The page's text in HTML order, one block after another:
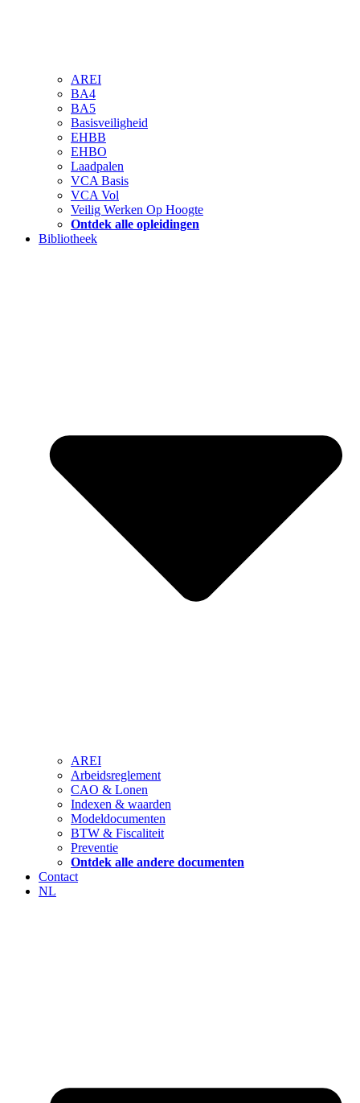
AREI
BA4
BA5
Basisveiligheid
EHBB
EHBO
Laadpalen
VCA Basis
VCA Vol
Veilig Werken Op Hoogte
Ontdek alle opleidingen
Bibliotheek
AREI
Arbeidsreglement
CAO & Lonen
Indexen & waarden
Modeldocumenten
BTW & Fiscaliteit
Preventie
Ontdek alle andere documenten
Contact
NL